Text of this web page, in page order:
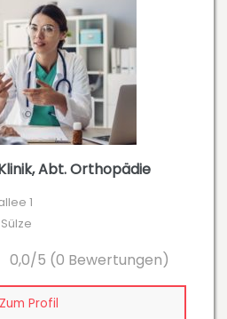
Abt. Orthopädie
1
0,0/5 (0 Bewertungen)
Zum Profil